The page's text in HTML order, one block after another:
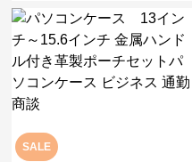
宅ワーク
SALE